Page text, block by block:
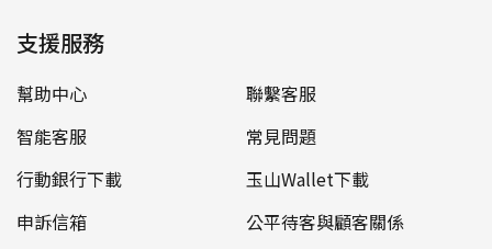
支援服務
幫助中心
聯繫客服
智能客服
常見問題
行動銀行下載
玉山Wallet下載
申訴信箱
公平待客與顧客關係